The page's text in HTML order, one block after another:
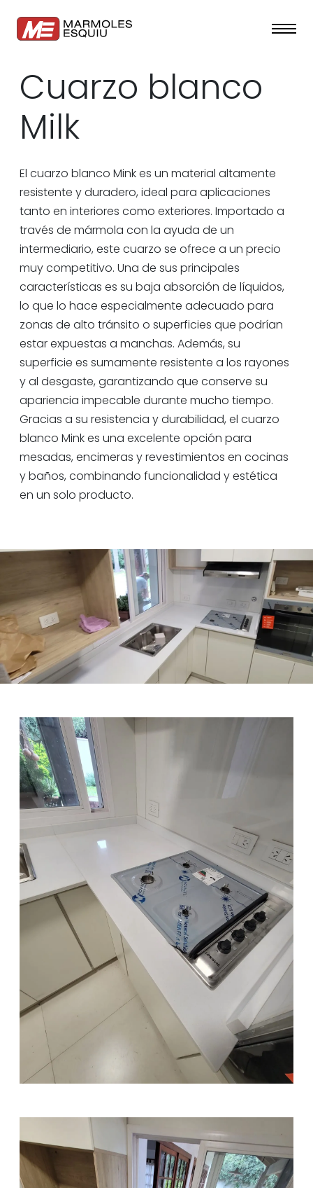
Cuarzo blanco
Milk
El cuarzo blanco Mink es un material altamente
resistente y duradero, ideal para aplicaciones
tanto en interiores como exteriores. Importado a
través de mármola con la ayuda de un
intermediario, este cuarzo se ofrece a un precio
muy competitivo. Una de sus principales
características es su baja absorción de líquidos,
lo que lo hace especialmente adecuado para
zonas de alto tránsito o superficies que podrían
estar expuestas a manchas. Además, su
superficie es sumamente resistente a los rayones
y al desgaste, garantizando que conserve su
apariencia impecable durante mucho tiempo.
Gracias a su resistencia y durabilidad, el cuarzo
blanco Mink es una excelente opción para
mesadas, encimeras y revestimientos en cocinas
y baños, combinando funcionalidad y estética
en un solo producto.